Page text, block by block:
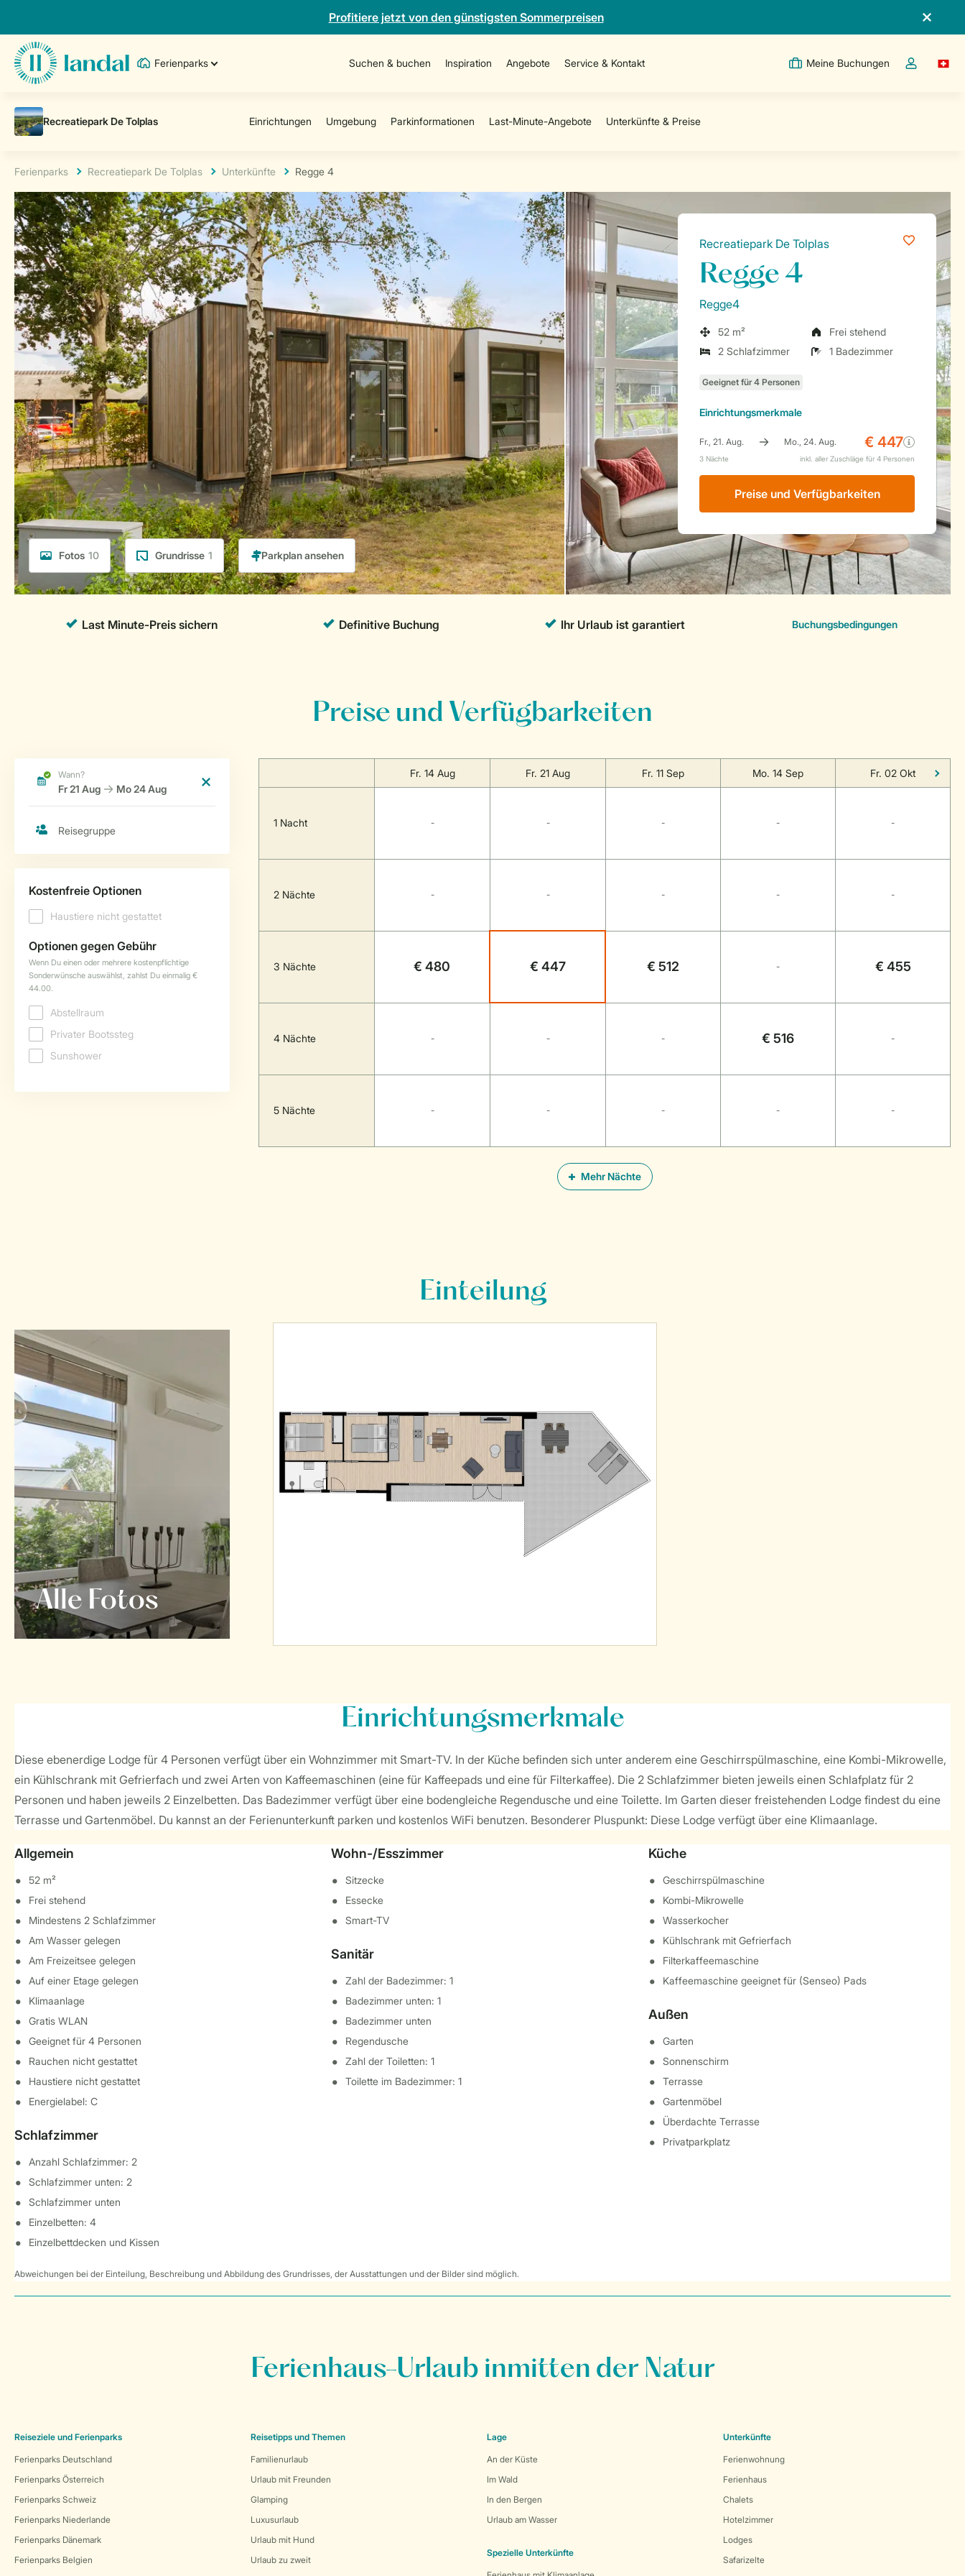
Profitiere jetzt von den günstigsten Sommerpreisen
Ferienparks Suchen & buchen Inspiration Angebote Service & Kontakt Meine Buchungen
Dropdown-
Ferienparks Recreatiepark De Tolplas Unterkünfte Regge 4
Fotos 10 Grundrisse 1
Recreatiepark De Tolplas
Regge 4
Regge4
52 m²
Frei stehend
2 Schlafzimmer
1 Badezimmer
Einrichtungsmerkmale
Preise und Verfügbarkeiten
Preise und Verfügbarkeiten
Mehr Nächte
Fr. 14 Aug Fr. 21 Aug Fr. 11 Sep Mo. 14 Sep Fr. 02 Okt
1 Nacht - - - - -
2 Nächte - - - - -
3 Nächte € 480 € 447 € 512 - € 455
4 Nächte - - - € 516 -
5 Nächte - - - - -
Einteilung
Alle Fotos
Einrichtungsmerkmale
Diese ebenerdige Lodge für 4 Personen verfügt über ein Wohnzimmer mit Smart-TV. In der Küche befinden sich unter anderem eine Geschirrspülmaschine, eine Kombi-Mikrowelle,
ein Kühlschrank mit Gefrierfach und zwei Arten von Kaffeemaschinen (eine für Kaffeepads und eine für Filterkaffee). Die 2 Schlafzimmer bieten jeweils einen Schlafplatz für 2
Personen und haben jeweils 2 Einzelbetten. Das Badezimmer verfügt über eine bodengleiche Regendusche und eine Toilette. Im Garten dieser freistehenden Lodge findest du eine
Terrasse und Gartenmöbel. Du kannst an der Ferienunterkunft parken und kostenlos WiFi benutzen. Besonderer Pluspunkt: Diese Lodge verfügt über eine Klimaanlage.
Allgemein
52 m²
Frei stehend
Mindestens 2 Schlafzimmer
Am Wasser gelegen
Am Freizeitsee gelegen
Auf einer Etage gelegen
Klimaanlage
Gratis WLAN
Geeignet für 4 Personen
Rauchen nicht gestattet
Haustiere nicht gestattet
Energielabel: C
Schlafzimmer
Anzahl Schlafzimmer: 2
Schlafzimmer unten: 2
Schlafzimmer unten
Einzelbetten: 4
Einzelbettdecken und Kissen
Wohn-/Esszimmer
Sitzecke
Essecke
Smart-TV
Sanitär
Zahl der Badezimmer: 1
Badezimmer unten: 1
Badezimmer unten
Regendusche
Zahl der Toiletten: 1
Toilette im Badezimmer: 1
Küche
Geschirrspülmaschine
Kombi-Mikrowelle
Wasserkocher
Kühlschrank mit Gefrierfach
Filterkaffeemaschine
Kaffeemaschine geeignet für (Senseo) Pads
Außen
Garten
Sonnenschirm
Terrasse
Gartenmöbel
Überdachte Terrasse
Privatparkplatz
Abweichungen bei der Einteilung, Beschreibung und Abbildung des Grundrisses, der Ausstattungen und der Bilder sind möglich.
Ferienhaus-Urlaub inmitten der Natur
Reiseziele und Ferienparks
Ferienparks Deutschland
Ferienparks Österreich
Ferienparks Schweiz
Ferienparks Niederlande
Ferienparks Dänemark
Ferienparks Belgien
Reisetipps und Themen
Familienurlaub
Urlaub mit Freunden
Glamping
Luxusurlaub
Urlaub mit Hund
Urlaub zu zweit
Lage
An der Küste
Im Wald
In den Bergen
Urlaub am Wasser
Spezielle Unterkünfte
Unterkünfte
Ferienwohnung
Ferienhaus
Chalets
Hotelzimmer
Lodges
Safarizelte